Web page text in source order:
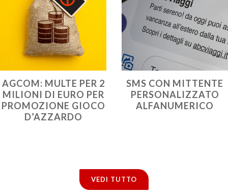
PER 2
PER
GIOCO
SMS CON MITTENTE
PERSONALIZZATO
ALFANUMERICO
COME
VEDI TUTTO